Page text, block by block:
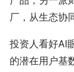
厂，从生态协
投资人看好AI
的潜在用户基